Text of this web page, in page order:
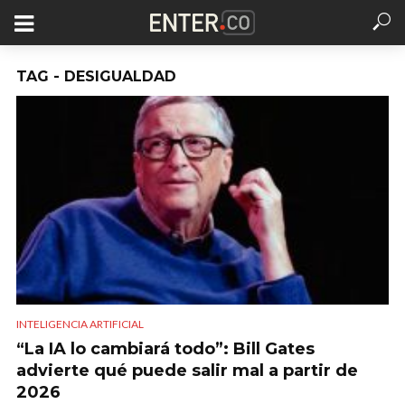
TAG - DESIGUALDAD
INTELIGENCIA ARTIFICIAL
“La IA lo cambiará todo”: Bill Gates
advierte qué puede salir mal a partir de
2026